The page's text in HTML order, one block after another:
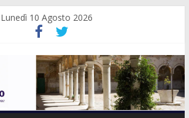
Lunedì 10 Agosto 2026